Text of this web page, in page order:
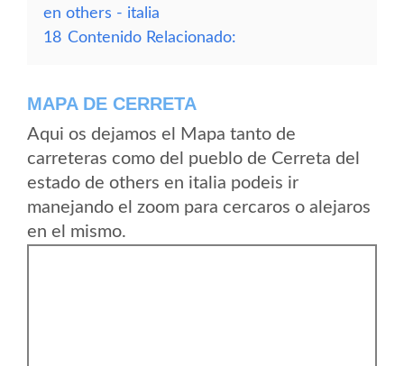
en others - italia
18 Contenido Relacionado:
MAPA DE CERRETA
Aqui os dejamos el Mapa tanto de
carreteras como del pueblo de Cerreta del
estado de others en italia podeis ir
manejando el zoom para cercaros o alejaros
en el mismo.